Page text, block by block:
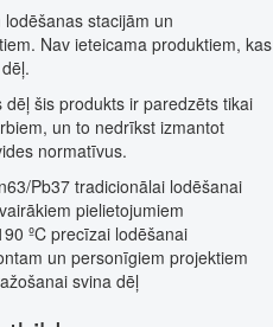
stacijām un
Nav ieteicama produktiem, kas
dēļ šis produkts ir paredzēts tikai
un to nedrīkst izmantot
normatīvus.
Pb37 tradicionālai lodēšanai
pielietojumiem
ºC precīzai lodēšanai
un personīgiem projektiem
svina dēļ